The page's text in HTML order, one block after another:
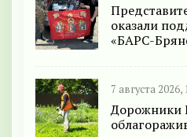
оказали
«БАРС-
7 августа 2026,
Дорожники